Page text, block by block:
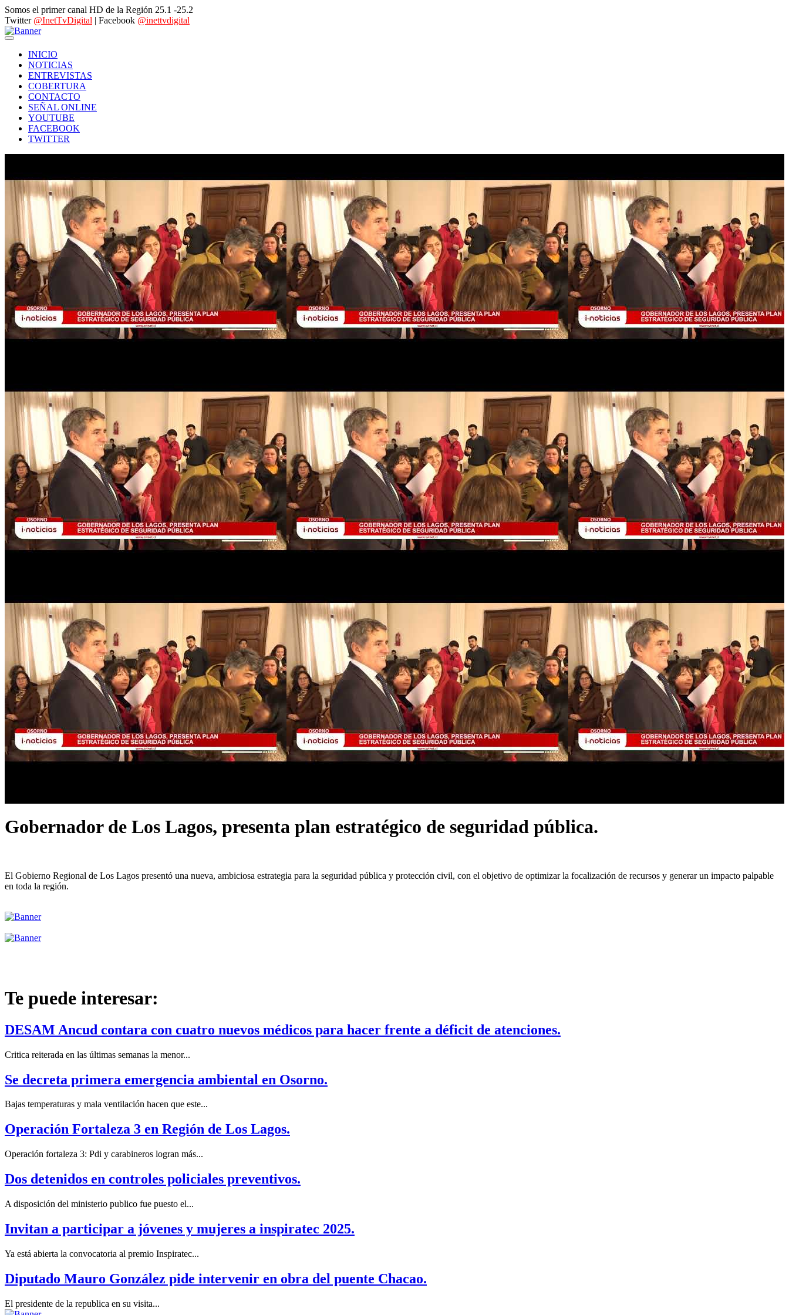
Somos el primer canal HD de la Región 25.1 -25.2
Twitter @InetTvDigital | Facebook @inettvdigital
INICIO
NOTICIAS
ENTREVISTAS
COBERTURA
CONTACTO
SEÑAL ONLINE
YOUTUBE
FACEBOOK
TWITTER
Gobernador de Los Lagos, presenta plan estratégico de seguridad pública.
El Gobierno Regional de Los Lagos presentó una nueva, ambiciosa estrategia para la seguridad pública y protección civil, con el objetivo de optimizar la focalización de recursos y generar un impacto palpable
en toda la región.
Te puede interesar:
DESAM Ancud contara con cuatro nuevos médicos para hacer frente a déficit de atenciones.
Critica reiterada en las últimas semanas la menor...
Se decreta primera emergencia ambiental en Osorno.
Bajas temperaturas y mala ventilación hacen que este...
Operación Fortaleza 3 en Región de Los Lagos.
Operación fortaleza 3: Pdi y carabineros logran más...
Dos detenidos en controles policiales preventivos.
A disposición del ministerio publico fue puesto el...
Invitan a participar a jóvenes y mujeres a inspiratec 2025.
Ya está abierta la convocatoria al premio Inspiratec...
Diputado Mauro González pide intervenir en obra del puente Chacao.
El presidente de la republica en su visita...